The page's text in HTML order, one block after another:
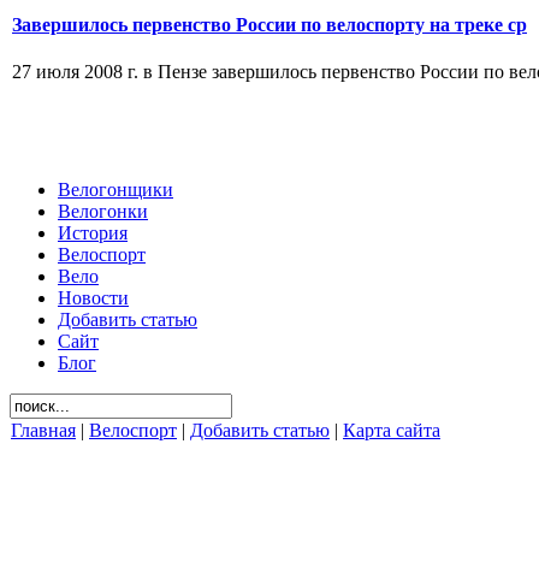
Завершилось первенство России по велоспорту на треке ср
27 июля 2008 г. в Пензе завершилось первенство России по
Велогонщики
Велогонки
История
Велоспорт
Вело
Новости
Добавить статью
Сайт
Блог
Главная | Велоспорт | Добавить статью | Карта сайта